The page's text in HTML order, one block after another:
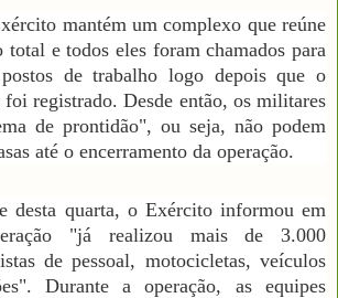
mantém um complexo que reúne
e todos eles foram chamados para
de trabalho logo depois que o
foi registrado. Desde então, os militares
de prontidão", ou seja, não podem
até o encerramento da operação.
desta quarta, o Exército informou em
"já realizou mais de 3.000
de pessoal, motocicletas, veículos
Durante a operação, as equipes